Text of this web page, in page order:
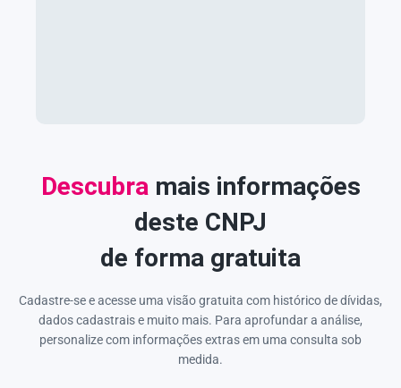
Descubra mais informações
deste CNPJ
de forma gratuita
Cadastre-se e acesse uma visão gratuita com histórico de dívidas,
dados cadastrais e muito mais. Para aprofundar a análise,
personalize com informações extras em uma consulta sob
medida.